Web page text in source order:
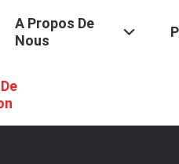
A Propos De
Nous
Industriel